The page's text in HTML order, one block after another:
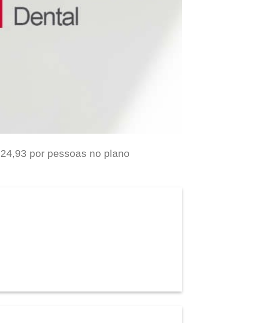
por pessoas no plano